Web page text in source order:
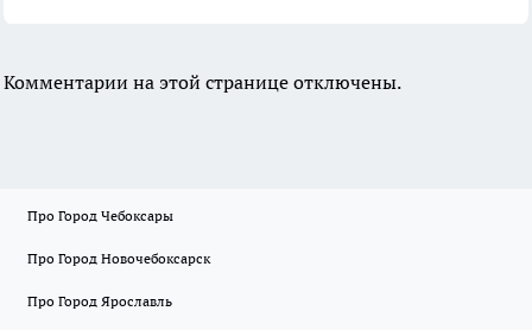
Комментарии на этой странице отключены.
Про Город Чебоксары
Про Город Новочебоксарск
Про Город Ярославль